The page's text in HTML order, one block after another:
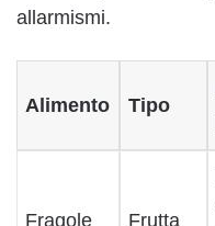
allarmismi.
Alimento Tipo
Fragole Frutta